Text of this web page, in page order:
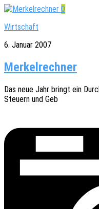
0
Wirtschaft
6. Januar 2007
Merkelrechner
Das neue Jahr bringt ein
Steu­ern und Geb